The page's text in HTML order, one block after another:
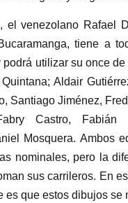
el venezolano Rafael
tiene a
utilizar su once
Aldair
Santiago Jiménez,
Castro, Fabián
Mosquera. Ambos
nominales, pero la
sus carrileros. En
es que estos dibujos se